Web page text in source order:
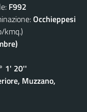
F992
Occhieppesi
kmq.)
1' 20''
Muzzano,